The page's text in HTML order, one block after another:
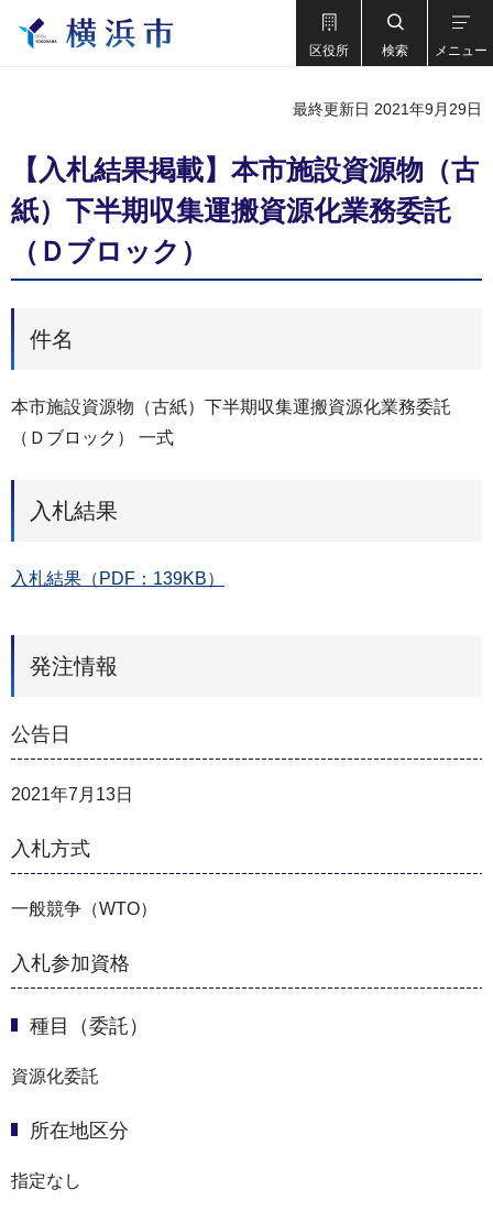
区役所 検索 メニュー
最終更新日 2021年9月29日
【入札結果掲載】本市施設資源物（古
紙）下半期収集運搬資源化業務委託
（Ｄブロック）
件名
本市施設資源物（古紙）下半期収集運搬資源化業務委託
（Ｄブロック） 一式
入札結果
入札結果（PDF：139KB）
発注情報
公告日
2021年7月13日
入札方式
一般競争（WTO）
入札参加資格
種目（委託）
資源化委託
所在地区分
指定なし